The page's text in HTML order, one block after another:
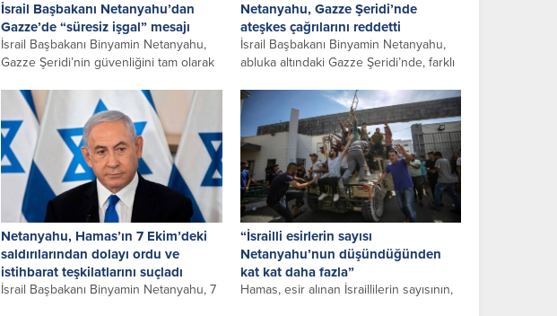
İsrail Başbakanı Netanyahu’dan
Gazze’de “süresiz işgal” mesajı
İsrail Başbakanı Binyamin Netanyahu,
Gazze Şeridi’nin güvenliğini tam olarak
belirterek “süresiz...
Netanyahu, Gazze Şeridi’nde
ateşkes çağrılarını reddetti
İsrail Başbakanı Binyamin Netanyahu,
abluka altındaki Gazze Şeridi’nde, farklı
karşı, “İsrail,...
Netanyahu, Hamas’ın 7 Ekim’deki
saldırılarından dolayı ordu ve
istihbarat teşkilatlarını suçladı
İsrail Başbakanı Binyamin Netanyahu, 7
“İsrailli esirlerin sayısı
Netanyahu’nun düşündüğünden
kat kat daha fazla”
Hamas, esir alınan İsraillilerin sayısının,